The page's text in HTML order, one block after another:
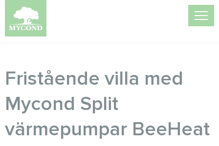
Fristående villa med
Mycond Split
värmepumpar BeeHeat